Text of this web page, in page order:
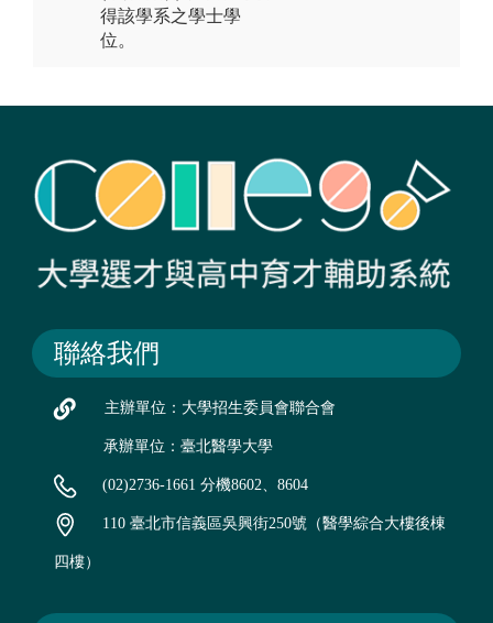
得該學系之學士學
位。
聯絡我們
主辦單位：大學招生委員會聯合會
承辦單位：臺北醫學大學
(02)2736-1661 分機8602、8604
110 臺北市信義區吳興街250號（醫學綜合大樓後棟
四樓）